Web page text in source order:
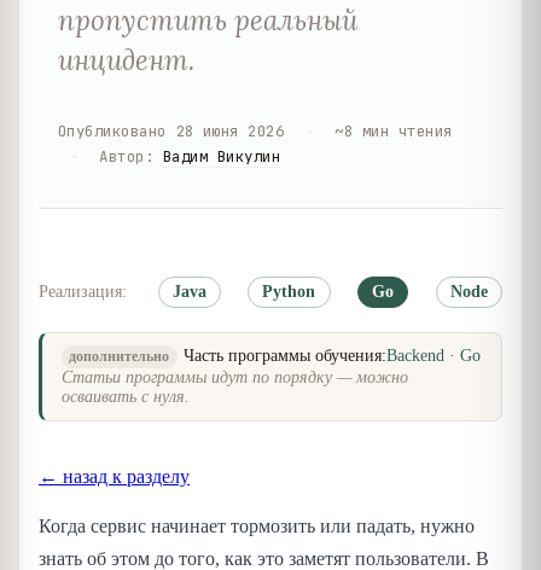
пропустить реальный
инцидент.
Опубликовано 28 июня 2026 ~8 мин чтения
Автор : Вадим Викулин
Реализация: Java Python Go Node
дополнительно Часть программы обучения:Backend · Go
Статьи программы идут по порядку — можно
осваивать с нуля.
← назад к разделу
Когда сервис начинает тормозить или падать, нужно
знать об этом до того, как это заметят пользователи. В